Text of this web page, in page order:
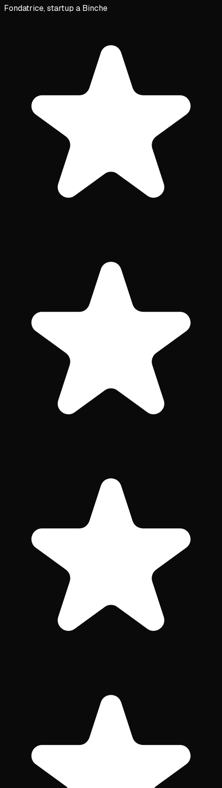
Fondatrice, startup a Binche